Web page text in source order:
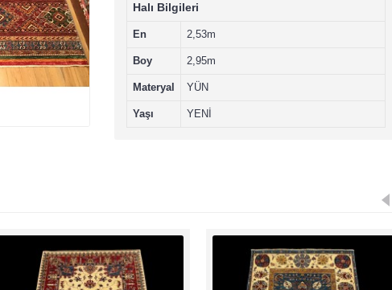
Halı Bilgileri
En 2,53m
Boy 2,95m
Materyal YÜN
Yaşı YENİ